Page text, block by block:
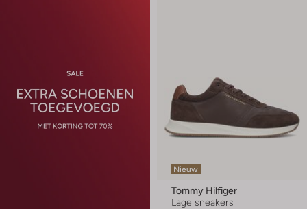
Nieuw
Tommy Hilfiger
Lage sneakers